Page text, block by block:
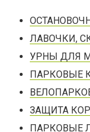
ЛАВОЧКИ,
УРНЫ ДЛЯ
ПАРКОВЫЕ
ЗАЩИТА
ПАРКОВЫЕ